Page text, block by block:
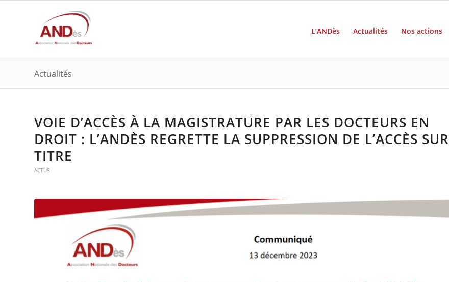
L’ANDès Actualités Nos actions
Actualités
VOIE D’ACCÈS À LA MAGISTRATURE PAR LES DOCTEURS EN
DROIT : L’ANDÈS REGRETTE LA SUPPRESSION DE L’ACCÈS SUR
TITRE
ACTUS